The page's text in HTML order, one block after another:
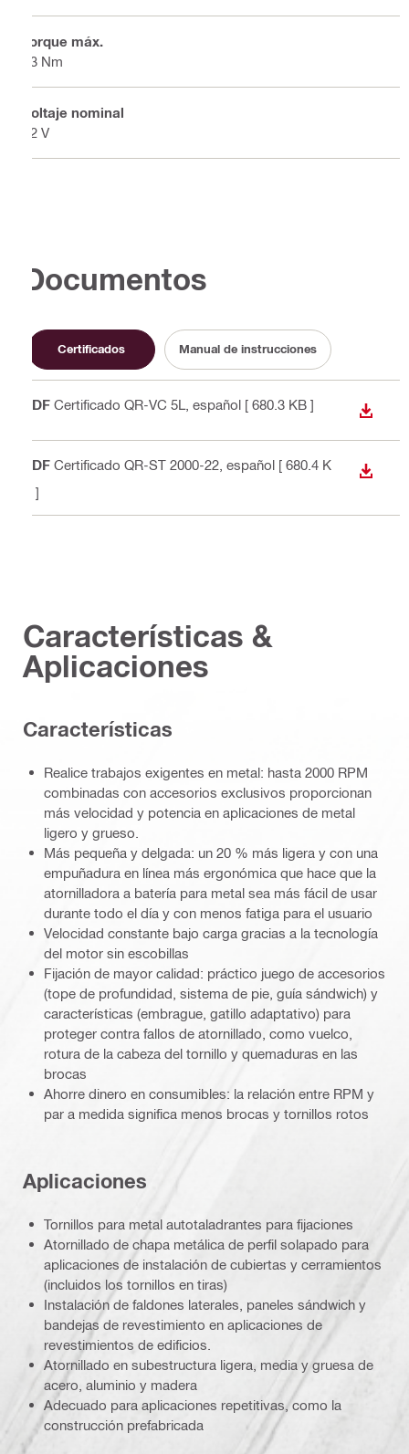
Torque máx.
13 Nm
Voltaje nominal
22 V
Documentos
Certificados Manual de instrucciones
PDF Certificado QR-VC 5L , español [ 680.3 KB ]
PDF Certificado QR-ST 2000-22 , español [ 680.4 K
B ]
Características &
Aplicaciones
Características
Realice trabajos exigentes en metal: hasta 2000 RPM
combinadas con accesorios exclusivos proporcionan
más velocidad y potencia en aplicaciones de metal
ligero y grueso.
Más pequeña y delgada: un 20 % más ligera y con una
empuñadura en línea más ergonómica que hace que la
atornilladora a batería para metal sea más fácil de usar
durante todo el día y con menos fatiga para el usuario
Velocidad constante bajo carga gracias a la tecnología
del motor sin escobillas
Fijación de mayor calidad: práctico juego de accesorios
(tope de profundidad, sistema de pie, guía sándwich) y
características (embrague, gatillo adaptativo) para
proteger contra fallos de atornillado, como vuelco,
rotura de la cabeza del tornillo y quemaduras en las
brocas
Ahorre dinero en consumibles: la relación entre RPM y
par a medida significa menos brocas y tornillos rotos
Aplicaciones
Tornillos para metal autotaladrantes para fijaciones
Atornillado de chapa metálica de perfil solapado para
aplicaciones de instalación de cubiertas y cerramientos
(incluidos los tornillos en tiras)
Instalación de faldones laterales, paneles sándwich y
bandejas de revestimiento en aplicaciones de
revestimientos de edificios.
Atornillado en subestructura ligera, media y gruesa de
acero, aluminio y madera
Adecuado para aplicaciones repetitivas, como la
construcción prefabricada